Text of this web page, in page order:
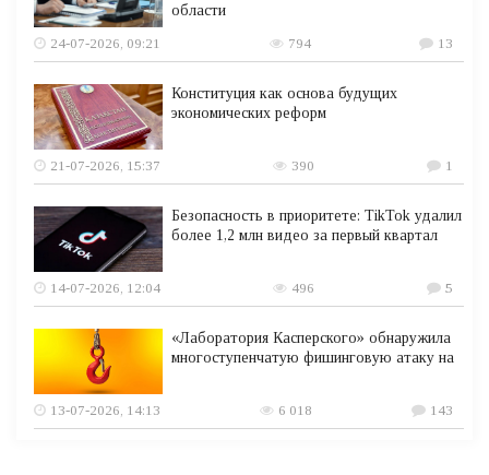
области
24-07-2026, 09:21
794 13
Конституция как основа будущих
экономических реформ
21-07-2026, 15:37 390 1
Безопасность в приоритете: TikTok удалил
более 1,2 млн видео за первый квартал
14-07-2026, 12:04 496 5
«Лаборатория Касперского» обнаружила
многоступенчатую фишинговую атаку на
13-07-2026, 14:13 6 018 143